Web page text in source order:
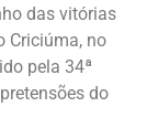
das vitórias
Criciúma, no
pela 34ª
do